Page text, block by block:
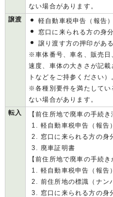
ない場合があります。
譲渡
軽自動車税申告（報告
窓口に来られる方の身
譲り渡す方の押印があ
※車体番号、車名、販売日
速度、車体の大きさが記
トなどをご持参ください）
※各種別要件を満たしてい
ない場合があります。
転入
【前住所地で廃車の手続き
軽自動車税申告（報告
窓口に来られる方の身
廃車証明書
【前住所地で廃車の手続
軽自動車税申告（報告
前住所地の標識（ナン
窓口に来られる方の身